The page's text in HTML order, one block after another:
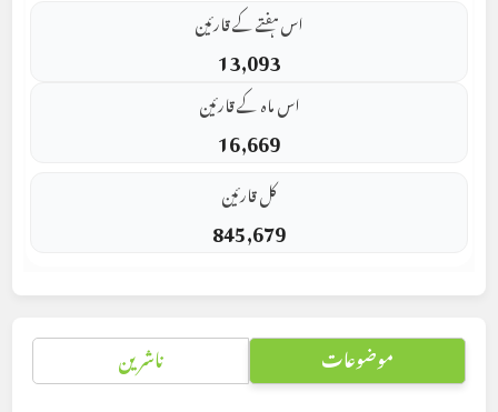
اس ہفتے کے قارئین
13,093
اس ماہ کے قارئین
16,669
کل قارئین
845,679
موضوعات ناشرین